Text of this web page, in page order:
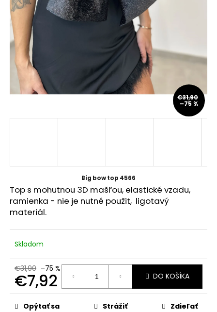
Big bow top 4566
Top s mohutnou 3D mašľou, elastické vzadu,
ramienka - nie je nutné použit, ligotavý
materiál.
Skladom
€31,90 –75 %
€7,92
Jednotková
cena:
DO KOŠÍKA
Opýtať sa Strážiť Zdieľať
€31,90
–75 %
á
j
s
ť
?
d
o
r
ú
č
a
m
e